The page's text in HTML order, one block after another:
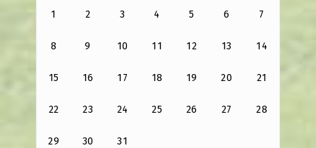
1 2 3 4 5 6 7
8 9 10 11 12 13 14
15 16 17 18 19 20 21
22 23 24 25 26 27 28
29 30 31